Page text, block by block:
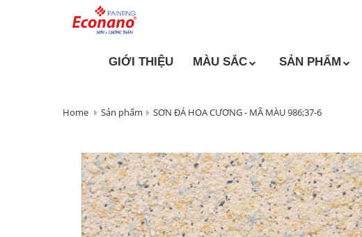
GIỚI THIỆU MÀU SẮC SẢN PHẨM
Home Sản phẩm SƠN ĐÁ HOA CƯƠNG - MÃ MÀU 986;37-6